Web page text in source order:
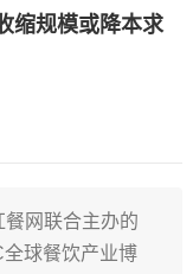
缩规模或降本求
网联合主办的
球餐饮产业博